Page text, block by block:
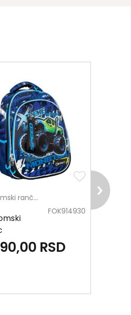
anatomski rančevi
FOK914930
-
Race
RSD